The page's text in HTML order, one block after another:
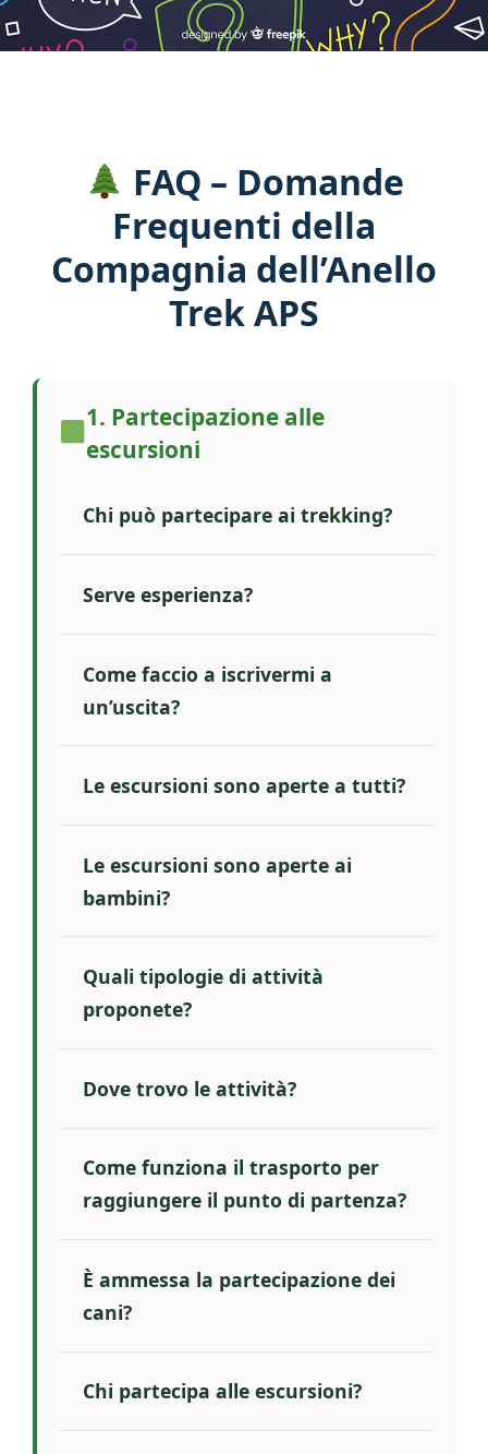
CONTATTI
FAQ – Domande
Frequenti della
Compagnia dell’Anello
Trek APS
1. Partecipazione alle
escursioni
Chi può partecipare ai trekking?
Serve esperienza?
Come faccio a iscrivermi a
un’uscita?
Le escursioni sono aperte a tutti?
Le escursioni sono aperte ai
bambini?
Quali tipologie di attività
proponete?
Dove trovo le attività?
Come funziona il trasporto per
raggiungere il punto di partenza?
È ammessa la partecipazione dei
cani?
Chi partecipa alle escursioni?